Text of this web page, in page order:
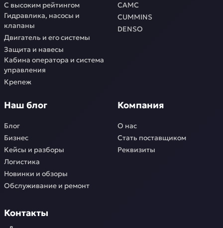
С высоким рейтингом
Гидравлика, насосы и
клапаны
Двигатель и его системы
Защита и навесы
Кабина оператора и система
управления
Крепеж
CAMC
CUMMINS
DENSO
Наш блог
Блог
Бизнес
Кейсы и разборы
Логистика
Новинки и обзоры
Обслуживание и ремонт
Компания
О нас
Стать поставщиком
Реквизиты
Контакты